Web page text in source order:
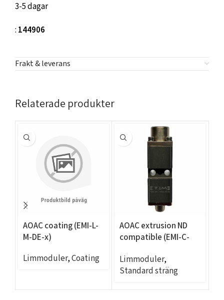
3-5 dagar
: 144906
Frakt & leverans
Relaterade produkter
AOAC coating (EMI-L-
M-DE-x)
Limmoduler,Coating
AOAC extrusion ND
compatible (EMI-C-
Limmoduler,
Standard sträng